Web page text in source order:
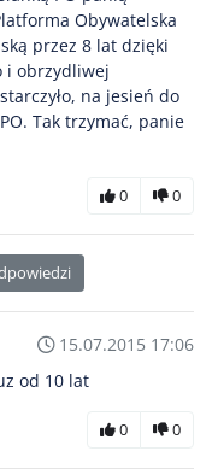
Obywatelska
przez 8 lat dzięki
i obrzydliwej
na jesień do
Tak trzymać, panie
0 0
15.07.2015 17:06
od 10 lat
0 0